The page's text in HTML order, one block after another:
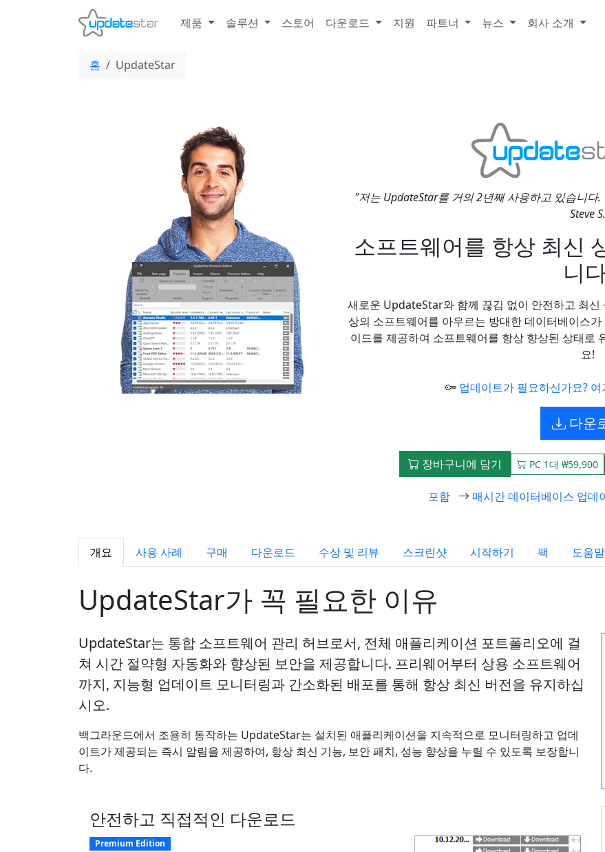
제품 솔루션 스토어 다운로드 지원 파트너 뉴스 회사 소개
홈 UpdateStar
"저는 UpdateStar를 거의 2년째 사용하고 있습니
Steve S.
소프트웨어를 항상 최신
니
새로운 UpdateStar와 함께 끊김 없이 안전하고 최
상의 소프트웨어를 아우르는 방대한 데이터베이스
이드를 제공하여 소프트웨어를 항상 향상된 상태로
요!
업데이트가 필요하신가요?
다운
장바구니에 담기 PC 1대 ₩59,900
포함 매시간 데이터베이스 업데
개요 사용 사례 구매 다운로드 수상 및 리뷰 스크린샷 시작하기 팩 도움말
UpdateStar가 꼭 필요한 이유
UpdateStar는 통합 소프트웨어 관리 허브로서, 전체 애플리케이션 포트폴리오에 걸
쳐 시간 절약형 자동화와 향상된 보안을 제공합니다. 프리웨어부터 상용 소프트웨어
까지, 지능형 업데이트 모니터링과 간소화된 배포를 통해 항상 최신 버전을 유지하십
시오.
백그라운드에서 조용히 동작하는 UpdateStar는 설치된 애플리케이션을 지속적으로 모니터링하고 업데
이트가 제공되는 즉시 알림을 제공하여, 항상 최신 기능, 보안 패치, 성능 향상을 누릴 수 있도록 보장합니
다.
안전하고 직접적인 다운로드
Premium Edition